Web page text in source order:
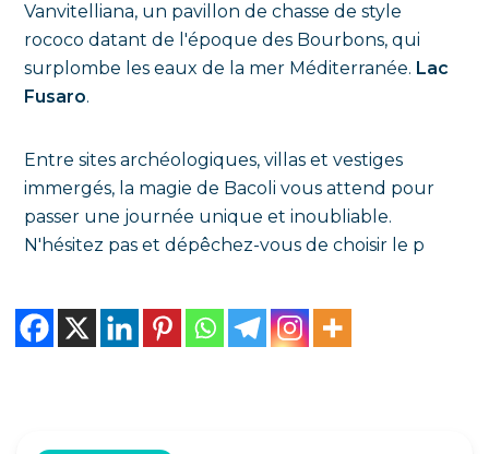
Vanvitelliana, un pavillon de chasse de style
rococo datant de l'époque des Bourbons, qui
surplombe les eaux de la mer Méditerranée. Lac
Fusaro.
Entre sites archéologiques, villas et vestiges
immergés, la magie de Bacoli vous attend pour
passer une journée unique et inoubliable.
N'hésitez pas et dépêchez-vous de choisir le p